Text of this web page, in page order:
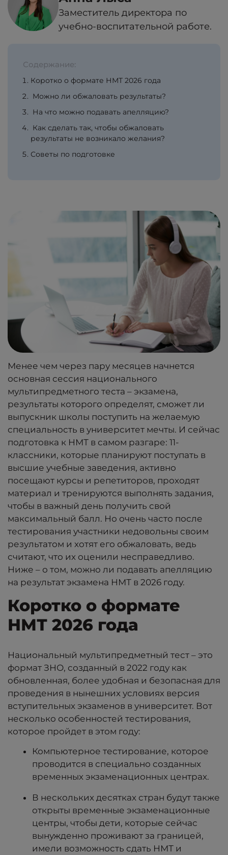
Заместитель директора по
учебно-воспитательной работе.
Содержание:
Коротко о формате НМТ 2026 года
Можно ли обжаловать результаты?
На что можно подавать апелляцию?
Как сделать так, чтобы обжаловать
результаты не возникало желания?
Советы по подготовке
Менее чем через пару месяцев начнется
основная сессия национального
мультипредметного теста – экзамена,
результаты которого определят, сможет ли
выпускник школы поступить на желаемую
специальность в университет мечты. И сейчас
подготовка к НМТ в самом разгаре: 11-
классники, которые планируют поступать в
высшие учебные заведения, активно
посещают курсы и репетиторов, проходят
материал и тренируются выполнять задания,
чтобы в важный день получить свой
максимальный балл. Но очень часто после
тестирования участники недовольны своим
результатом и хотят его обжаловать, ведь
считают, что их оценили несправедливо.
Ниже – о том, можно ли подавать апелляцию
на результат экзамена НМТ в 2026 году.
Коротко о формате
НМТ 2026 года
Национальный мультипредметный тест – это
формат ЗНО, созданный в 2022 году как
обновленная, более удобная и безопасная для
проведения в нынешних условиях версия
вступительных экзаменов в университет. Вот
несколько особенностей тестирования,
которое пройдет в этом году:
Компьютерное тестирование, которое
проводится в специально созданных
временных экзаменационных центрах.
В нескольких десятках стран будут также
открыты временные экзаменационные
центры, чтобы дети, которые сейчас
вынужденно проживают за границей,
имели возможность сдать НМТ и